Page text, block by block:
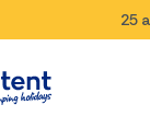
25